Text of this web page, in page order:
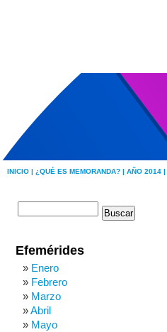
INICIO | ¿QUÉ ES MEMORANDA? | AÑO 2014 |
Efemérides
Enero
Febrero
Marzo
Abril
Mayo